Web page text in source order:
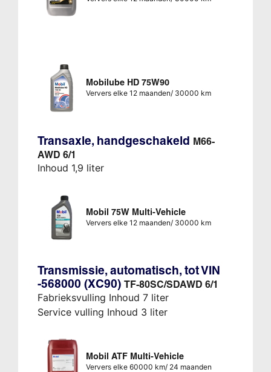
Mobilube HD 75W90
Ververs elke 12 maanden/ 30000 km
Transaxle, handgeschakeld M66-
AWD 6/1
Inhoud 1,9 liter
Mobil 75W Multi-Vehicle
Ververs elke 12 maanden/ 30000 km
Transmissie, automatisch, tot VIN
-568000 (XC90) TF-80SC/SDAWD 6/1
Fabrieksvulling Inhoud 7 liter
Service vulling Inhoud 3 liter
Mobil ATF Multi-Vehicle
Ververs elke 60000 km/ 24 maanden